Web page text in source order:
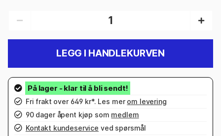
LEGG I HANDLEKURVEN
Fri frakt over 649 kr*. Les mer om levering
90 dager åpent kjøp som medlem
Kontakt kundeservice ved spørsmål